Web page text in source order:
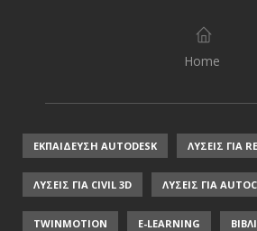
Home
ΕΚΠΑΙΔΕΥΣΗ AUTODESK ΛΥΣΕΙΣ ΓΙΑ
ΛΥΣΕΙΣ ΓΙΑ CIVIL 3D ΛΥΣΕΙΣ ΓΙΑ
TWINMOTION E-LEARNING